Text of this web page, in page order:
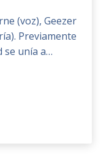
(voz), Geezer
Previamente
se unía a…